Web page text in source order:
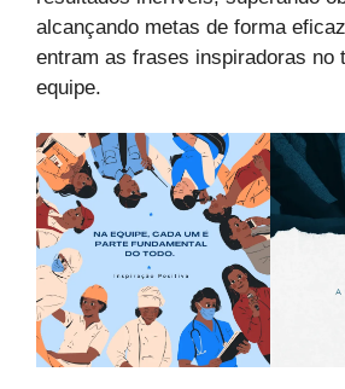
alcançando metas de forma
entram as frases inspiradoras no
equipe.